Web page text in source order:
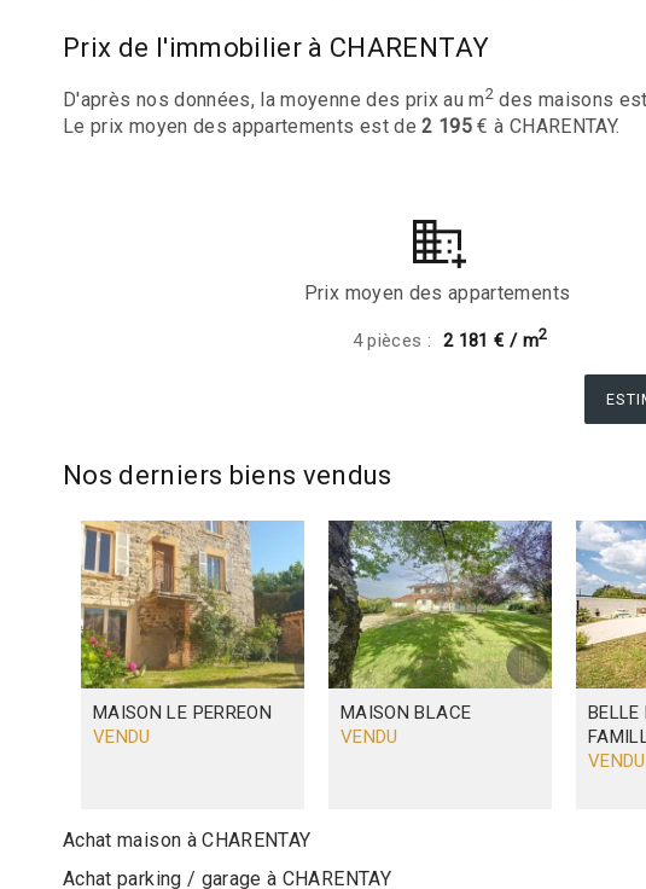
Prix de l'immobilier à CHARENTAY
D'après nos données, la moyenne des prix au m2 des maisons
Le prix moyen des appartements est de2 195 € à CHARENTAY.
Prix moyen des appartements
4 pièces : 2 181 € / m2
Nos derniers biens vendus
MAISON LE PERREON
VENDU
MAISON BLACE
VENDU
BELLE
VENDU
Achat maison à CHARENTAY
Achat parking / garage à CHARENTAY